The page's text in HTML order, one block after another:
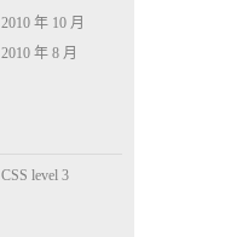
2010 年 10 月
2010 年 8 月
CSS level 3